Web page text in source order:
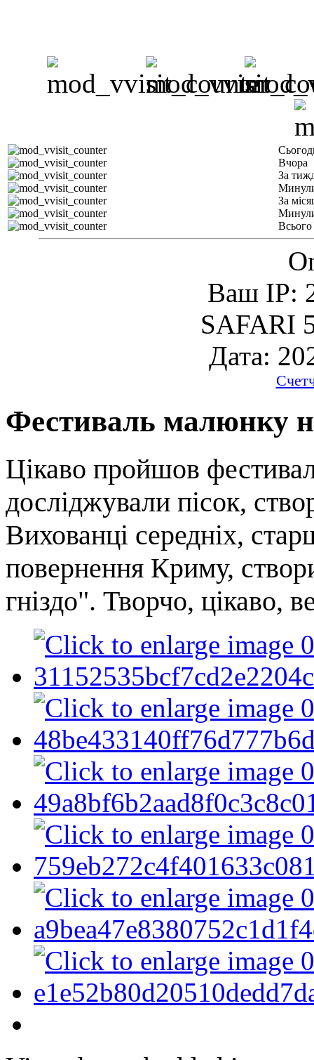
Вчора
За
За
Всього
Ваш IP:
SAFARI
Дата:
Фестиваль малюнку
Цікаво пройшов
досліджували пісок,
Вихованці середніх,
повернення Криму,
гніздо". Творчо, цікаво,